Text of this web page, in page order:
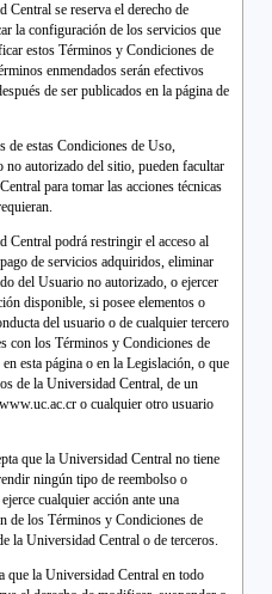
Central se reserva el derecho de
la configuración de los servicios que
estos Términos y Condiciones de
enmendados serán efectivos
de ser publicados en la página de
de estas Condiciones de Uso,
no autorizado del sitio, pueden facultar
para tomar las acciones técnicas
Central podrá restringir el acceso al
de servicios adquiridos, eliminar
del Usuario no autorizado, o ejercer
disponible, si posee elementos o
del usuario o de cualquier tercero
con los Términos y Condiciones de
esta página o en la Legislación, o que
de la Universidad Central, de un
o cualquier otro usuario
que la Universidad Central no tiene
ningún tipo de reembolso o
cualquier acción ante una
de los Términos y Condiciones de
la Universidad Central o de terceros.
que la Universidad Central en todo